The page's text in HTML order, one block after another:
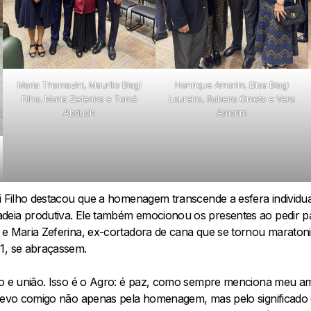
Maria Thomazini, Maurílio Biagi
Filho, Maria Zeferina e Tomé
Abduch
Henrique Amorim, Elisa Biagi
Loureiro, Rubens Ometo e Vera
Amorim
destacou que a homenagem transcende a esfera
produtiva. Ele também emocionou os presentes ao pedir
Maria Zeferina, ex-cortadora de cana que se tornou
se abraçassem.
e união. Isso é o Agro: é paz, como sempre menciona meu
comigo não apenas pela homenagem, mas pelo